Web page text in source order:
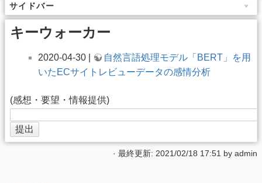
サイドバー
キーウォーカー
2020-04-30 |
自然言語処理モデル「BERT」を用
いたECサイトレビューデータの感情分析
(感想・要望・情報提供)
· 最終更新: 2021/02/18 17:51 by admin